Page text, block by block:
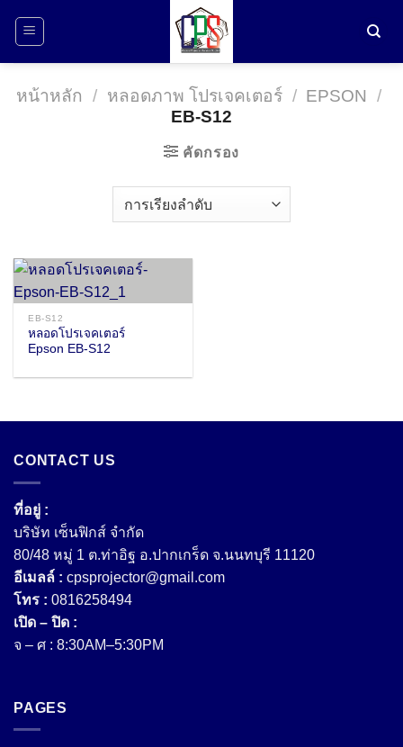
หน้าหลัก / หลอดภาพ โปรเจคเตอร์ / EPSON
/
EB-S12
คัดกรอง
EB-S12
หลอดโปรเจคเตอร์
Epson EB-S12
CONTACT US
ที่อยู่ :
บริษัท เซ็นฟิกส์ จํากัด
80/48 หมู่ 1 ต.ท่าอิฐ อ.ปากเกร็ด จ.นนทบุรี 11120
อีเมลล์ : cpsprojector@gmail.com
โทร : 0816258494
เปิด – ปิด :
จ – ศ : 8:30AM–5:30PM
PAGES